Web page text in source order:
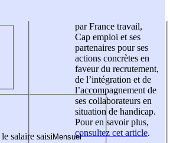
salaire saisi
par France travail,
Cap emploi et ses
partenaires pour ses
actions concrètes en
faveur du recrutement,
de l’intégration et de
l’accompagnement de
ses collaborateurs en
situation de handicap.
Pour en savoir plus,
consultez cet article.